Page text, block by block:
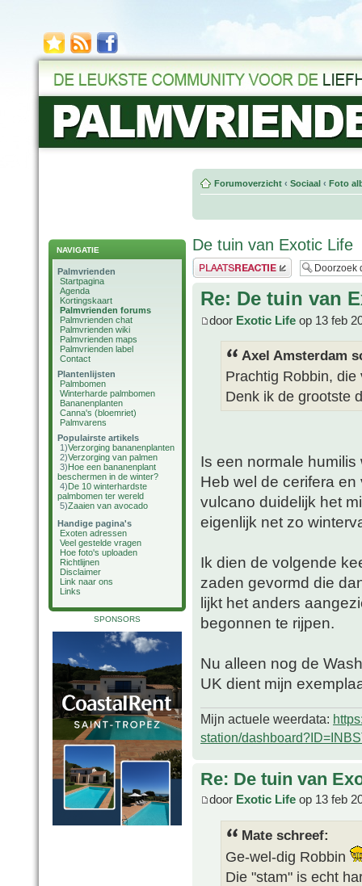
NAVIGATIE
Palmvrienden
Startpagina
Agenda
Kortingskaart
Palmvrienden forums
Palmvrienden chat
Palmvrienden wiki
Palmvrienden maps
Palmvrienden label
Contact
Plantenlijsten
Palmbomen
Winterharde palmbomen
Bananenplanten
Canna's (bloemriet)
Palmvarens
Populairste artikels
1)Verzorging bananenplanten
2)Verzorging van palmen
3)Hoe een bananenplant
beschermen in de winter?
4)De 10 winterhardste
palmbomen ter wereld
5)Zaaien van avocado
Handige pagina's
Exoten adressen
Veel gestelde vragen
Hoe foto's uploaden
Richtlijnen
Disclaimer
Link naar ons
Links
SPONSORS
Forumoverzicht ‹ Sociaal ‹ Foto
De tuin van Exotic Life
Plaats een reactie
Re: De tuin van
door Exotic Life op 13 feb
Axel Amsterdam
Prachtig Robbin,
Denk ik de grootste
Is een normale
Heb wel de cerifera
vulcano duidelijk het
eigenlijk net zo
Ik dien de volgende
zaden gevormd die
lijkt het anders
begonnen te rijpen.
Nu alleen nog de
UK dient mijn
Mijn actuele weerdata:
station/
Re: De tuin van
door Exotic Life op 13 feb
Mate schreef:
Ge-wel-dig Robbin
Die "stam" is echt